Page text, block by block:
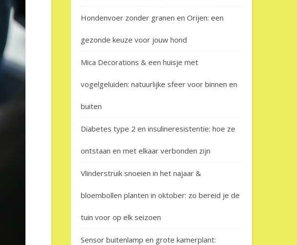
Hondenvoer zonder granen en Orijen: een
gezonde keuze voor jouw hond
Mica Decorations & een huisje met
vogelgeluiden: natuurlijke sfeer voor binnen en
buiten
Diabetes type 2 en insulineresistentie: hoe ze
ontstaan en met elkaar verbonden zijn
Vlinderstruik snoeien in het najaar &
bloembollen planten in oktober: zo bereid je de
tuin voor op elk seizoen
Sensor buitenlamp en grote kamerplant: